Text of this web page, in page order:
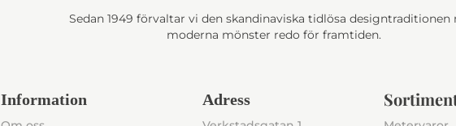
Sedan 1949 förvaltar vi den skandinaviska tidlösa designtraditionen
moderna mönster redo för framtiden.
Information Adress